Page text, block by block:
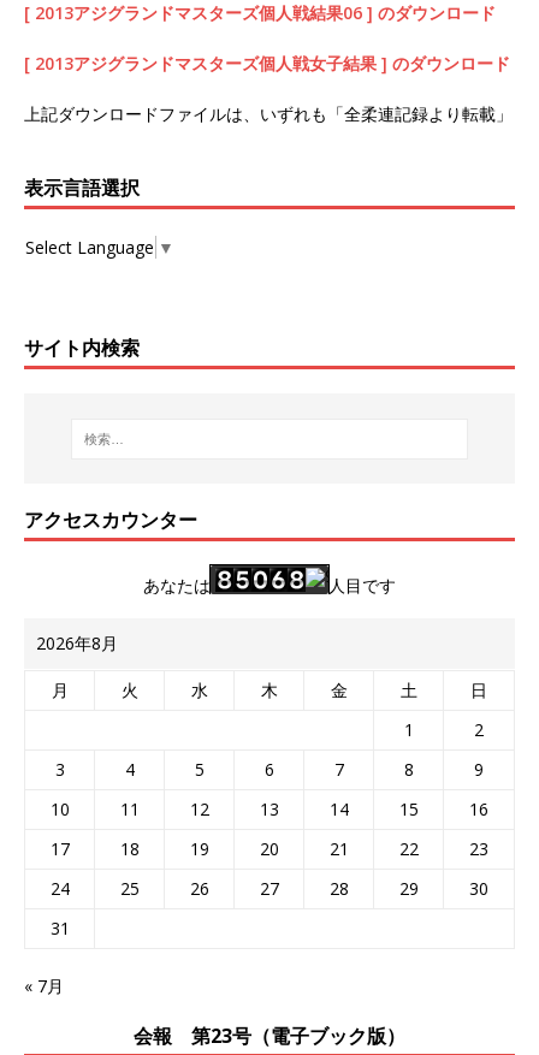
[ 2013アジグランドマスターズ個人戦結果06 ] のダウンロード
[ 2013アジグランドマスターズ個人戦女子結果 ] のダウンロード
上記ダウンロードファイルは、いずれも「全柔連記録より転載」
表示言語選択
Select Language ▼
サイト内検索
アクセスカウンター
あなたは 人目です
2026年8月
月 火 水 木 金 土
日
1
2
3
4 5 6 7 8
9
10
11 12 13 14 15
16
17
18 19 20 21 22
23
24
25 26 27 28 29
30
31
« 7月
会報 第23号（電子ブック版）